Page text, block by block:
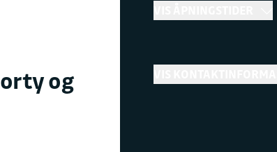
og
→Åpent Stenger